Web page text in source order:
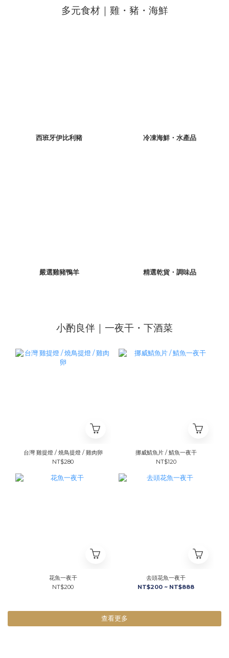
多元食材｜雞・豬・海鮮
西班牙伊比利豬 冷凍海鮮・水產品
嚴選雞豬鴨羊 精選乾貨・調味品
小酌良伴｜一夜干・下酒菜
台灣 雞提燈 / 燒鳥提燈 / 雞肉卵
NT$280
挪威鯖魚片 / 鯖魚一夜干
NT$120
花魚一夜干
NT$200
去頭花魚一夜干
NT$200 ~ NT$888
查看更多